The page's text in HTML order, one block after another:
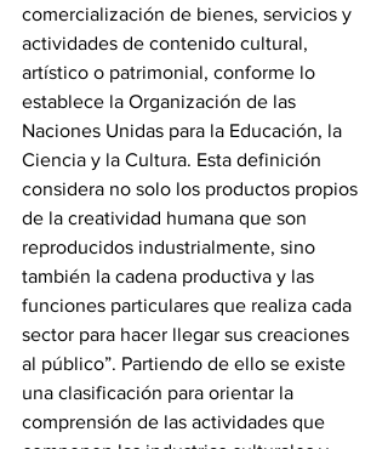
comercialización de bienes, servicios y
actividades de contenido cultural,
artístico o patrimonial, conforme lo
establece la Organización de las
Naciones Unidas para la Educación, la
Ciencia y la Cultura. Esta definición
considera no solo los productos propios
de la creatividad humana que son
reproducidos industrialmente, sino
también la cadena productiva y las
funciones particulares que realiza cada
sector para hacer llegar sus creaciones
al público”. Partiendo de ello se existe
una clasificación para orientar la
comprensión de las actividades que